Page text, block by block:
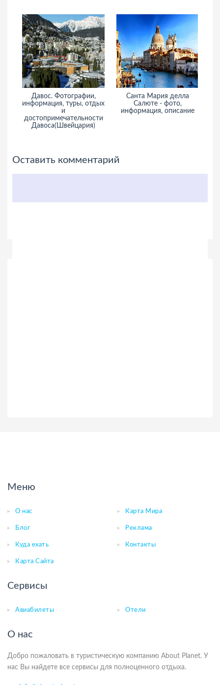
Давос. Фотографии,
информация, туры, отдых
и
достопримечательности
Давоса(Швейцария)
Санта Мария делла
Салюте - фото,
информация, описание
Оставить комментарий
Меню
О нас Карта Мира
Блог Реклама
Куда ехать Контакты
Карта Сайта
Сервисы
Авиабилеты Отели
О нас
Добро пожаловать в туристическую компанию About Planet. У
нас Вы найдете все сервисы для полноценного отдыха.